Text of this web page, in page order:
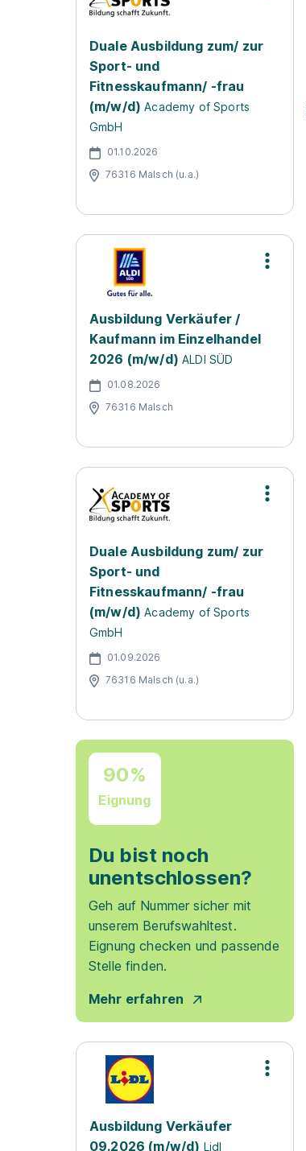
Duale Ausbildung zum/ zur
Sport- und
Fitnesskaufmann/ -frau
(m/w/d) Academy of Sports
GmbH
01.10.2026
76316 Malsch (u.a.)
Ausbildung Verkäufer /
Kaufmann im Einzelhandel
2026 (m/w/d) ALDI SÜD
01.08.2026
76316 Malsch
Duale Ausbildung zum/ zur
Sport- und
Fitnesskaufmann/ -frau
(m/w/d) Academy of Sports
GmbH
01.09.2026
76316 Malsch (u.a.)
90%
Eignung
Du bist noch
unentschlossen?
Geh auf Nummer sicher mit
unserem Berufswahltest.
Eignung checken und passende
Stelle finden.
Mehr erfahren
Ausbildung Verkäufer
09.2026 (m/w/d) Lidl